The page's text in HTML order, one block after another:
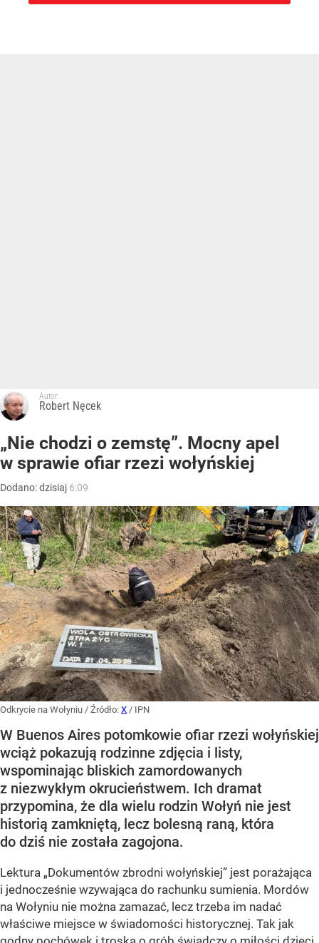
Autor:
Robert Nęcek
„Nie chodzi o zemstę”. Mocny apel
w sprawie ofiar rzezi wołyńskiej
Dodano:dzisiaj 6:09
Odkrycie na Wołyniu / Źródło: X / IPN
W Buenos Aires potomkowie ofiar rzezi wołyńskiej
wciąż pokazują rodzinne zdjęcia i listy,
wspominając bliskich zamordowanych
z niezwykłym okrucieństwem. Ich dramat
przypomina, że dla wielu rodzin Wołyń nie jest
historią zamkniętą, lecz bolesną raną, która
do dziś nie została zagojona.
Lektura „Dokumentów zbrodni wołyńskiej” jest porażająca
i jednocześnie wzywająca do rachunku sumienia. Mordów
na Wołyniu nie można zamazać, lecz trzeba im nadać
właściwe miejsce w świadomości historycznej. Tak jak